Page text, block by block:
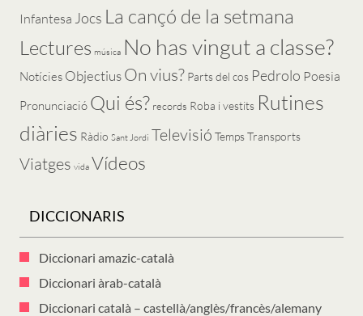
Infantesa Jocs La cançó de la setmana
Lectures música No has vingut a classe?
Notícies ObjectiusOn vius? Parts del cos Pedrolo Poesia
Pronunciació Qui és? records Roba i vestits Rutines
diàries Ràdio Sant Jordi Televisió TempsTransports
Viatges vida Vídeos
DICCIONARIS
Diccionari amazic-català
Diccionari àrab-català
Diccionari català – castellà/anglès/francès/alemany